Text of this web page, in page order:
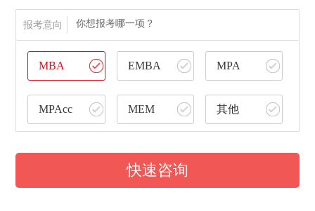
报考意向 你想报考哪一项？
MBA EMBA MPA
MPAcc MEM 其他
快速咨询